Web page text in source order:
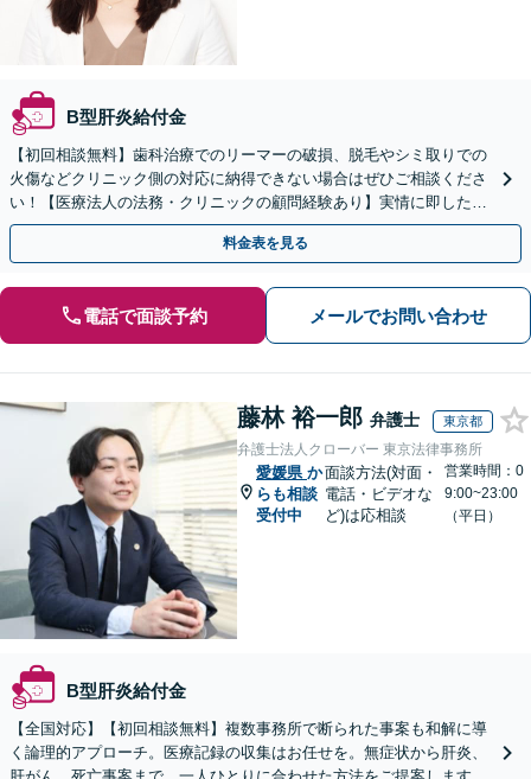
B型肝炎給付金
【初回相談無料】歯科治療でのリーマーの破損、脱毛やシミ取りでの
火傷などクリニック側の対応に納得できない場合はぜひご相談くださ
い！【医療法人の法務・クリニックの顧問経験あり】実情に即したア
ドバイスで、納得のできるトラブルの解決を目指します。
料金表を見る
電話で面談予約 メールでお問い合わせ
藤林 裕一郎 弁護士 東京都
弁護士法人クローバー 東京法律事務所
愛媛県 か
らも相談
受付中
面談方法(対面・
電話・ビデオな
ど)は応相談
営業時間：0
9:00~23:00
（平日）
B型肝炎給付金
【全国対応】【初回相談無料】複数事務所で断られた事案も和解に導
く論理的アプローチ。医療記録の収集はお任せを。無症状から肝炎、